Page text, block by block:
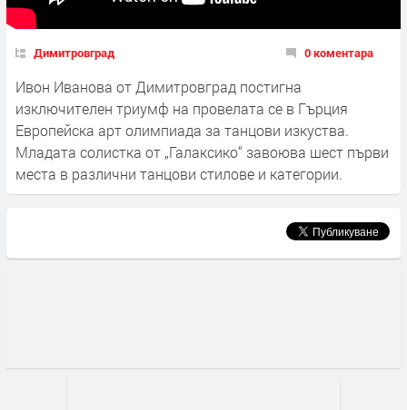
Димитровград 0 коментара
Ивон Иванова от Димитровград постигна
изключителен триумф на провелата се в Гърция
Европейска арт олимпиада за танцови изкуства.
Младата солистка от „Галаксико“ завоюва шест първи
места в различни танцови стилове и категории.